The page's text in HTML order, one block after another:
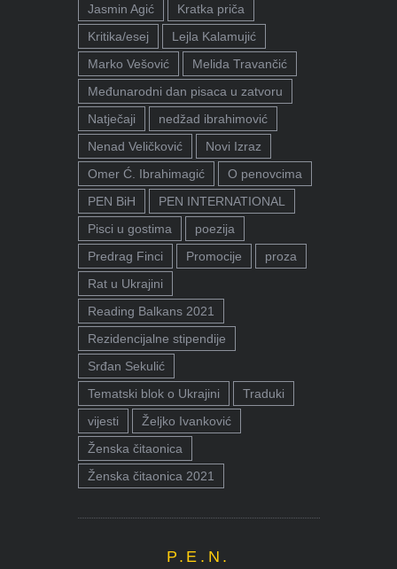
Jasmin Agić
Kratka priča
Kritika/esej
Lejla Kalamujić
Marko Vešović
Melida Travančić
Međunarodni dan pisaca u zatvoru
Natječaji
nedžad ibrahimović
Nenad Veličković
Novi Izraz
Omer Ć. Ibrahimagić
O penovcima
PEN BiH
PEN INTERNATIONAL
Pisci u gostima
poezija
Predrag Finci
Promocije
proza
Rat u Ukrajini
Reading Balkans 2021
Rezidencijalne stipendije
Srđan Sekulić
Tematski blok o Ukrajini
Traduki
vijesti
Željko Ivanković
Ženska čitaonica
Ženska čitaonica 2021
P.E.N.